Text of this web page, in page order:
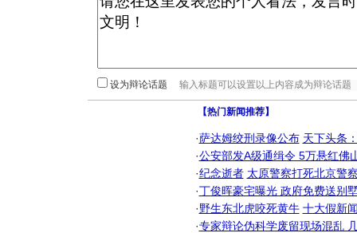
设为辩论话题
【热门新闻推荐】
·萨达姆绞刑录像公布 天下头条
·公安部发A级通缉令 5万悬红佛
·纪念逝者 太原警察打死北京警
·丁俊晖豪宅曝光 政府免费送别
·野生东北虎咬死黄牛 十大假新
·专家辩论伪科学废留现场混乱